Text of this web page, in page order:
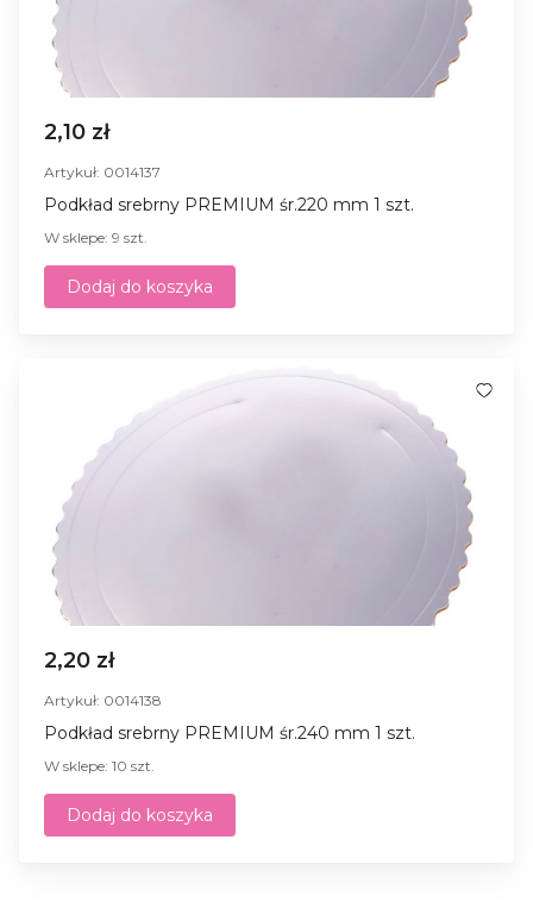
2,10 zł
Artykuł: 0014137
Podkład srebrny PREMIUM śr.220 mm 1 szt.
W sklepe: 9 szt.
Dodaj do koszyka
2,20 zł
Artykuł: 0014138
Podkład srebrny PREMIUM śr.240 mm 1 szt.
W sklepe: 10 szt.
Dodaj do koszyka